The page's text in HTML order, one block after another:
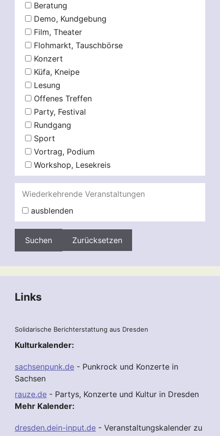
Beratung
Demo, Kundgebung
Film, Theater
Flohmarkt, Tauschbörse
Konzert
Küfa, Kneipe
Lesung
Offenes Treffen
Party, Festival
Rundgang
Sport
Vortrag, Podium
Workshop, Lesekreis
Wiederkehrende Veranstaltungen
ausblenden
Zurücksetzen
Links
Solidarische Berichterstattung aus Dresden
Kulturkalender:
sachsenpunk.de - Punkrock und Konzerte in
Sachsen
rauze.de - Partys, Konzerte und Kultur in Dresden
Mehr Kalender:
dresden.dein-input.de - Veranstaltungskalender zu